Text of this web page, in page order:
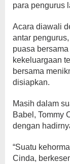
para pengurus
Acara diawali
antar
puasa
kekeluargaan
bersama
disiapkan.
Masih dalam
Babel, Tommy
dengan
“Suatu
Cinda,